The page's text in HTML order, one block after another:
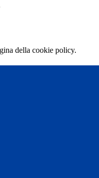
della cookie policy.